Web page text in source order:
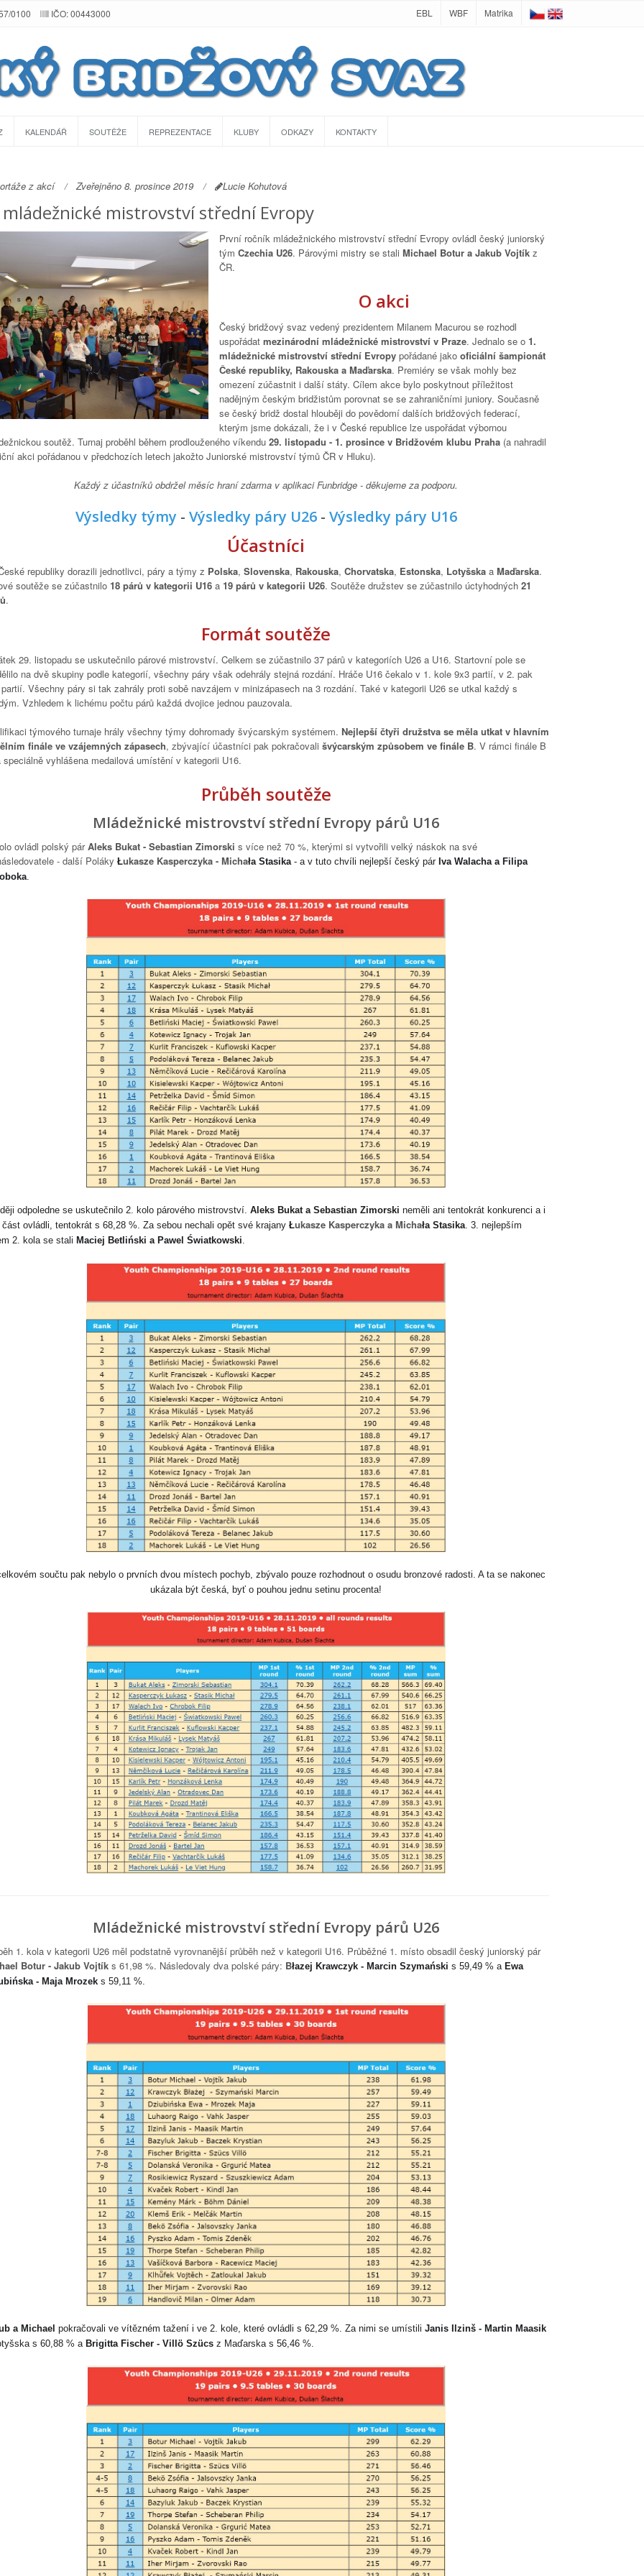
0100 IČO: 00443000 EBL WBF Matrika
KALENDÁŘ SOUTĚŽE REPREZENTACE KLUBY ODKAZY KONTAKTY
z akcí Zveřejněno 8. prosince 2019 Lucie Kohutová
mistrovství střední Evropy
První ročník mládežnického mistrovství střední Evropy ovládl český juniorský
tým Czechia U26. Párovými mistry se stali Michael Botur a Jakub Vojtíkz
ČR.
O akci
Český bridžový svaz vedený prezidentem Milanem Macurou se rozhodl
uspořádat mezinárodní mládežnické mistrovství v Praze. Jednalo se o 1.
mládežnické mistrovství střední Evropypořádané jako oficiální šampionát
České republiky, Rakouska a Maďarska. Premiéry se však mohly bez
omezení zúčastnit i další státy. Cílem akce bylo poskytnout příležitost
nadějným českým bridžistům porovnat se se zahraničními juniory. Současně
se český bridž dostal hlouběji do povědomí dalších bridžových federací,
kterým jsme dokázali, že i v České republice lze uspořádat výbornou
soutěž. Turnaj proběhl během prodlouženého víkendu 29. listopadu - 1. prosince v Bridžovém klubu Praha(a nahradil
akci pořádanou v předchozích letech jakožto Juniorské mistrovství týmů ČR v Hluku).
Každý z účastníků obdržel měsíc hraní zdarma v aplikaci Funbridge - děkujeme za podporu.
Výsledky týmy - Výsledky páry U26- Výsledky páry U16
Účastníci
republiky dorazili jednotlivci, páry a týmy z Polska, Slovenska, Rakouska, Chorvatska, Estonska, Lotyšskaa Maďarska.
soutěže se zúčastnilo 18 párů v kategorii U16a 19 párů v kategorii U26. Soutěže družstev se zúčastnilo úctyhodných 21
.
Formát soutěže
29. listopadu se uskutečnilo párové mistrovství. Celkem se zúčastnilo 37 párů v kategoriích U26 a U16. Startovní pole se
na dvě skupiny podle kategorií, všechny páry však odehrály stejná rozdání. Hráče U16 čekalo v 1. kole 9x3 partií, v 2. pak
Všechny páry si tak zahrály proti sobě navzájem v minizápasech na 3 rozdání. Také v kategorii U26 se utkal každý s
Vzhledem k lichému počtu párů každá dvojice jednou pauzovala.
týmového turnaje hrály všechny týmy dohromady švýcarským systémem. Nejlepší čtyři družstva se měla utkat v hlavním
finále ve vzájemných zápasech, zbývající účastníci pak pokračovali švýcarským způsobem ve finále B. V rámci finále B
speciálně vyhlášena medailová umístění v kategorii U16.
Průběh soutěže
Mládežnické mistrovství střední Evropy párů U16
ovládl polský párAleks Bukat - Sebastian Zimorski s více než 70 %, kterými si vytvořili velký náskok na své
- další Poláky Łukasze Kasperczyka - Michała Stasika- a v tuto chvíli nejlepší český pár Iva Walacha a Filipa
.
odpoledne se uskutečnilo 2. kolo párového mistrovství. Aleks Bukat a Sebastian Zimorski neměli ani tentokrát konkurenci a i
ovládli, tentokrát s 68,28 %. Za sebou nechali opět své krajany Łukasze Kasperczyka a Michała Stasika. 3. nejlepším
2. kola se stali Maciej Betliński a Pawel Światkowski.
součtu pak nebylo o prvních dvou místech pochyb, zbývalo pouze rozhodnout o osudu bronzové radosti. A ta se nakonec
ukázala být česká, byť o pouhou jednu setinu procenta!
Mládežnické mistrovství střední Evropy párů U26
1. kola v kategorii U26 měl podstatně vyrovnanější průběh než v kategorii U16. Průběžné 1. místo obsadil český juniorský pár
Botur - Jakub Vojtíks 61,98 %. Následovaly dva polské páry: Błazej Krawczyk - Marcin Szymański s 59,49 % a Ewa
- Maja Mrozeks 59,11 %.
a Michael pokračovali ve vítězném tažení i ve 2. kole, které ovládli s 62,29 %. Za nimi se umístili Janis Ilzinš - Martin Maasik
s 60,88 % a Brigitta Fischer - Villö Szücsz Maďarska s 56,46 %.